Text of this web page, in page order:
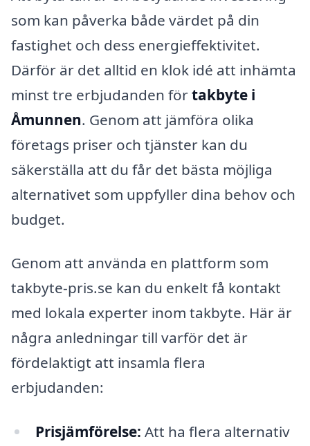
som kan påverka både värdet på din
fastighet och dess energieffektivitet.
Därför är det alltid en klok idé att inhämta
minst tre erbjudanden förtakbyte i
Åmunnen. Genom att jämföra olika
företags priser och tjänster kan du
säkerställa att du får det bästa möjliga
alternativet som uppfyller dina behov och
budget.
Genom att använda en plattform som
takbyte-pris.se kan du enkelt få kontakt
med lokala experter inom takbyte. Här är
några anledningar till varför det är
fördelaktigt att insamla flera
erbjudanden:
Prisjämförelse: Att ha flera alternativ